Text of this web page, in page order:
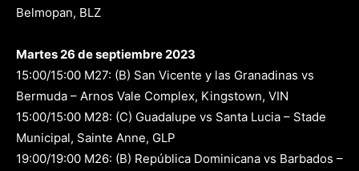
Belmopan, BLZ
Martes 26 de septiembre 2023
15:00/15:00 M27: (B) San Vicente y las Granadinas vs
Bermuda – Arnos Vale Complex, Kingstown, VIN
15:00/15:00 M28: (C) Guadalupe vs Santa Lucia – Stade
Municipal, Sainte Anne, GLP
19:00/19:00 M26: (B) República Dominicana vs Barbados –